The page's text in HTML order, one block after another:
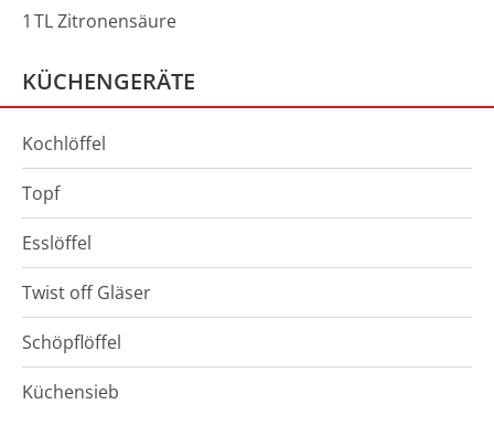
1 TLZitronensäure
KÜCHENGERÄTE
Kochlöffel
Topf
Esslöffel
Twist off Gläser
Schöpflöffel
Küchensieb